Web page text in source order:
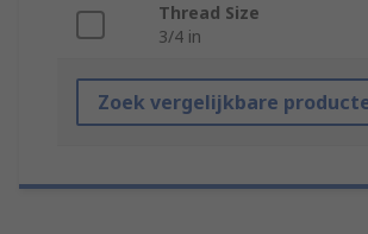
Thread Size
3/4 in
Zoek vergelijkbare